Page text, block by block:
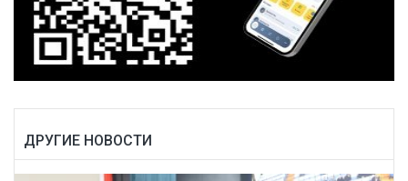
ДРУГИЕ НОВОСТИ